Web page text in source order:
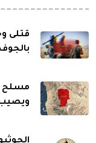
قتلى
بالجوف
مسلح